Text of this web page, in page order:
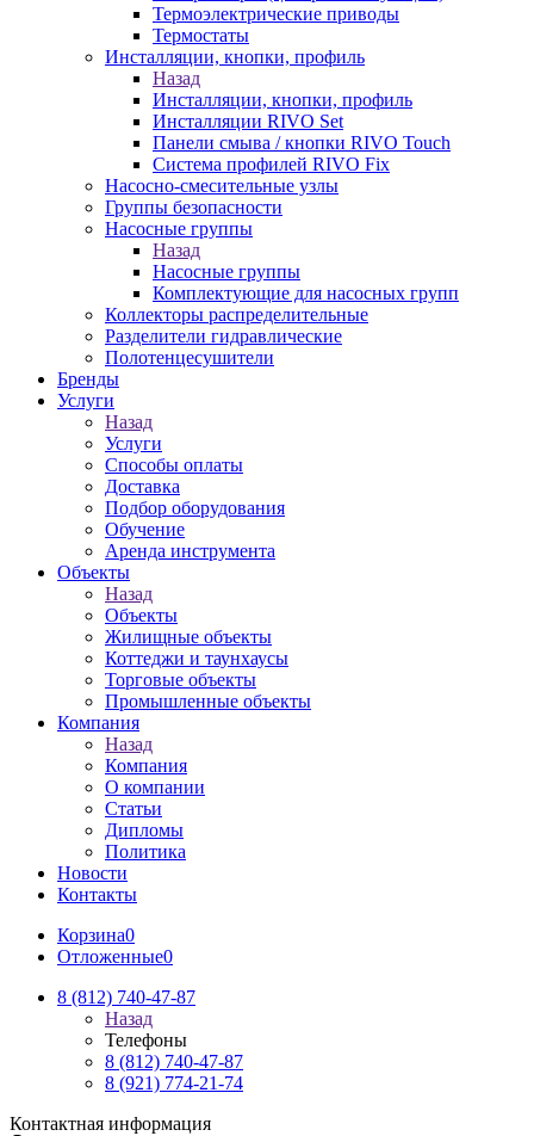
Термоэлектрические приводы
Термостаты
Инсталляции, кнопки, профиль
Назад
Инсталляции, кнопки, профиль
Инсталляции RIVO Set
Панели смыва / кнопки RIVO Touch
Система профилей RIVO Fix
Насосно-смесительные узлы
Группы безопасности
Насосные группы
Назад
Насосные группы
Комплектующие для насосных групп
Коллекторы распределительные
Разделители гидравлические
Полотенцесушители
Бренды
Услуги
Назад
Услуги
Способы оплаты
Доставка
Подбор оборудования
Обучение
Аренда инструмента
Объекты
Назад
Объекты
Жилищные объекты
Коттеджи и таунхаусы
Торговые объекты
Промышленные объекты
Компания
Назад
Компания
О компании
Статьи
Дипломы
Политика
Новости
Контакты
Корзина0
Отложенные0
8 (812) 740-47-87
Назад
Телефоны
8 (812) 740-47-87
8 (921) 774-21-74
Контактная информация